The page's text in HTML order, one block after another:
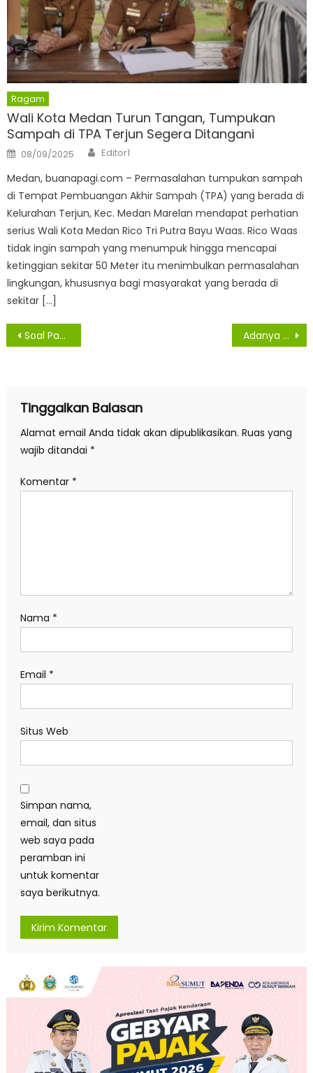
Ragam
Wali Kota Medan Turun Tangan, Tumpukan
Sampah di TPA Terjun Segera Ditangani
Posted
on
08/09/2025 Author
Editor1
Medan, buanapagi.com – Permasalahan tumpukan sampah
di Tempat Pembuangan Akhir Sampah (TPA) yang berada di
Kelurahan Terjun, Kec. Medan Marelan mendapat perhatian
serius Wali Kota Medan Rico Tri Putra Bayu Waas. Rico Waas
tidak ingin sampah yang menumpuk hingga mencapai
ketinggian sekitar 50 Meter itu menimbulkan permasalahan
lingkungan, khususnya bagi masyarakat yang berada di
sekitar […]
Navigasi
Soal Pansus RTRW, Ini Kata Anggota DPRD Medan Dedy Aksyari Adanya Penerbitan Sertifikat Elektronik, Sofyan: Tidak Akan Ada Penarikan Sertifikat
Tinggalkan Balasan
Alamat email Anda tidak akan dipublikasikan. Ruas yang
wajib ditandai *
Komentar *
Nama *
Email *
Situs Web
Simpan nama,
email, dan situs
web saya pada
peramban ini
untuk komentar
saya berikutnya.